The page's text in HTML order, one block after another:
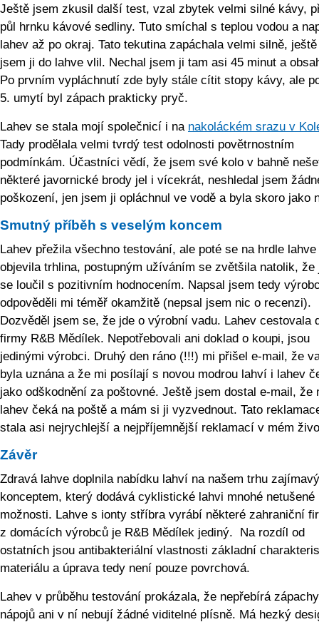
Ještě jsem zkusil další test, vzal zbytek velmi silné kávy,
půl hrnku kávové sedliny. Tuto smíchal s teplou vodou a
lahev až po okraj. Tato tekutina zapáchala velmi silně,
jsem ji do lahve vlil. Nechal jsem ji tam asi 45 minut a
Po prvním vypláchnutí zde byly stále cítit stopy kávy, ale
5. umytí byl zápach prakticky pryč.
Lahev se stala mojí společnicí i na nakoláckém srazu v
Tady prodělala velmi tvrdý test odolnosti povětrnostním
podmínkám. Účastníci vědí, že jsem své kolo v bahně
některé javornické brody jel i vícekrát, neshledal jsem
poškození, jen jsem ji opláchnul ve vodě a byla skoro jako
Smutný příběh s veselým koncem
Lahev přežila všechno testování, ale poté se na hrdle lahve
objevila trhlina, postupným užíváním se zvětšila natolik, že
se loučil s pozitivním hodnocením. Napsal jsem tedy
odpověděli mi téměř okamžitě (nepsal jsem nic o recenzi).
Dozvěděl jsem se, že jde o výrobní vadu. Lahev cestovala
firmy R&B Mědílek. Nepotřebovali ani doklad o koupi, jsou
jedinými výrobci. Druhý den ráno (!!!) mi přišel e-mail, že
byla uznána a že mi posílají s novou modrou lahví i lahev
jako odškodnění za poštovné. Ještě jsem dostal e-mail, že
lahev čeká na poště a mám si ji vyzvednout. Tato
stala asi nejrychlejší a nejpříjemnější reklamací v mém
Závěr
Zdravá lahve doplnila nabídku lahví na našem trhu
konceptem, který dodává cyklistické lahvi mnohé netušené
možnosti. Lahve s ionty stříbra vyrábí některé zahraniční
z domácích výrobců je R&B Mědílek jediný. Na rozdíl od
ostatních jsou antibakteriální vlastnosti základní
materiálu a úprava tedy není pouze povrchová.
Lahev v průběhu testování prokázala, že nepřebírá zápachy
nápojů ani v ní nebují žádné viditelné plísně. Má hezký